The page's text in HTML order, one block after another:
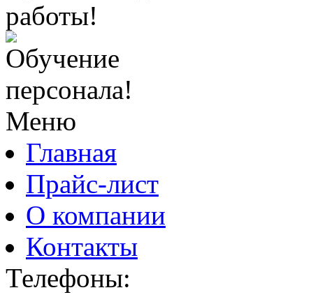
работы!
Обучение
персонала!
Меню
Главная
Прайс-лист
О компании
Контакты
Телефоны: